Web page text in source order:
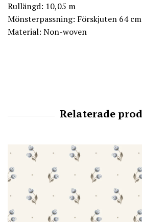
Rullängd: 10,05 m
Mönsterpassning: Förskjuten 64 cm
Material: Non-woven